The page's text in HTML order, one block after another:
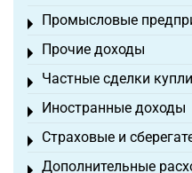
Промысловые
Toggle menu
Прочие доходы
Toggle menu
Частные сделки
Toggle menu
Иностранные доходы
Toggle menu
Страховые и
Toggle menu
Дополнительные